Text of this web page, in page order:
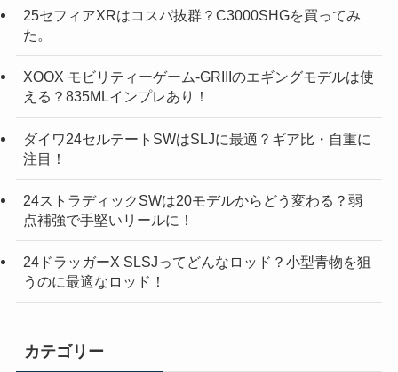
25セフィアXRはコスパ抜群？C3000SHGを買ってみ
た。
XOOX モビリティーゲーム-GRIIIのエギングモデルは使
える？835MLインプレあり！
ダイワ24セルテートSWはSLJに最適？ギア比・自重に
注目！
24ストラディックSWは20モデルからどう変わる？弱
点補強で手堅いリールに！
24ドラッガーX SLSJってどんなロッド？小型青物を狙
うのに最適なロッド！
カテゴリー